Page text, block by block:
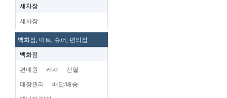
세차장
세차장
백화점, 마트, 슈퍼, 편의점
백화점
편매원 캐셔 진열
매장관리 배달/배송